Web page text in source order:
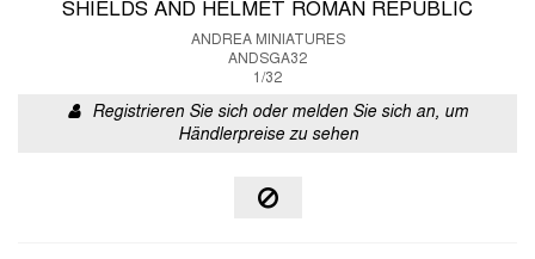
SHIELDS AND HELMET ROMAN REPUBLIC
ANDREA MINIATURES
ANDSGA32
1/32
Registrieren Sie sich oder melden Sie sich an, um
Händlerpreise zu sehen